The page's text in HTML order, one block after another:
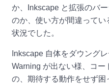
か、Inkscape と拡張のバ
のか、使い方が間違って
状況でした。
Inkscape 自体をダウング
Warning が出ない様、コ
の、期待する動作をせず困